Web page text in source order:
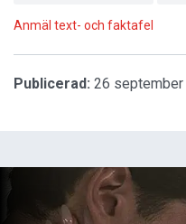
Anmäl text- och faktafel
Publicerad: 26 september